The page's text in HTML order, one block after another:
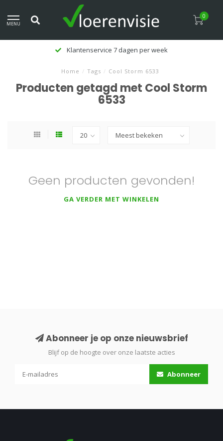
MENU
0
Klantenservice 7 dagen per week
Home / Tags / Cool Storm 6533
Producten getagd met Cool Storm
6533
Geen producten gevonden!
GA VERDER MET WINKELEN
Abonneer je op onze nieuwsbrief
Blijf op de hoogte over onze laatste acties
Abonneer